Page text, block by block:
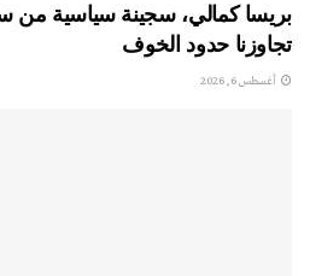
بريسا كمالي، سجينة سياسية من
تجاوزنا حدود الخوف
أغسطس 6, 2026